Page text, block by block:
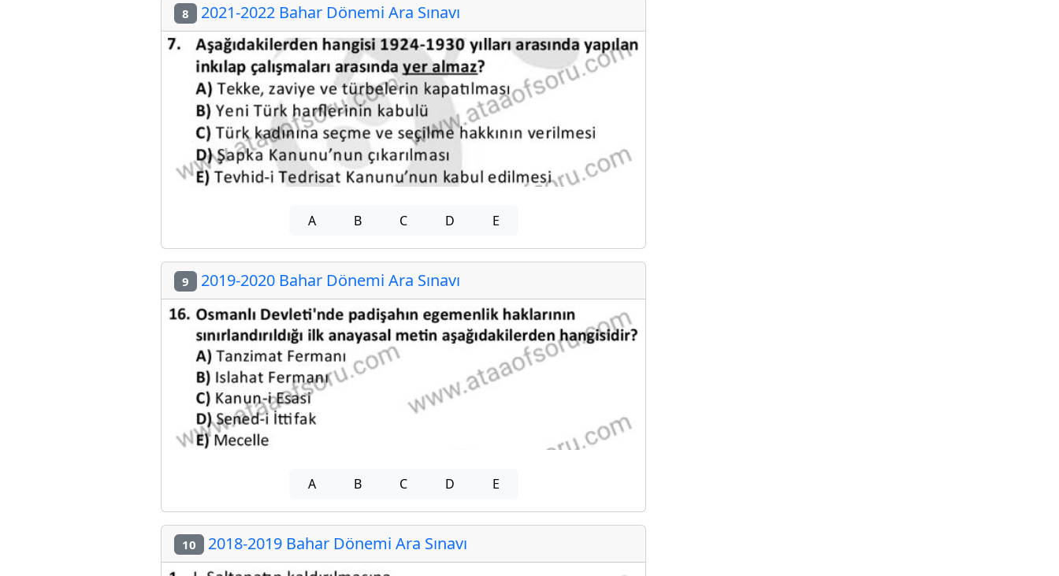
8 2021-2022 Bahar Dönemi Ara Sınavı
A B C D E
9 2019-2020 Bahar Dönemi Ara Sınavı
A B C D E
10 2018-2019 Bahar Dönemi Ara Sınavı